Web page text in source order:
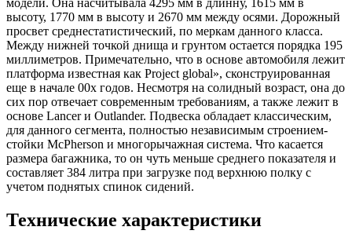
высоту, 1770 мм в высоту и 2670 мм между осями. Дорожный
просвет среднестатистический, по меркам данного класса.
Между нижней точкой днища и грунтом остается порядка 195
миллиметров. Примечательно, что в основе автомобиля лежит
платформа известная как Project global», сконструированная
еще в начале 00х годов. Несмотря на солидный возраст, она до
сих пор отвечает современным требованиям, а также лежит в
основе Lancer и Outlander. Подвеска обладает классическим,
для данного сегмента, полностью независимым строением-
стойки McPherson и многорычажная система. Что касается
размера багажника, то он чуть меньше среднего показателя и
составляет 384 литра при загрузке под верхнюю полку с
учетом поднятых спинок сидений.
Технические характеристики